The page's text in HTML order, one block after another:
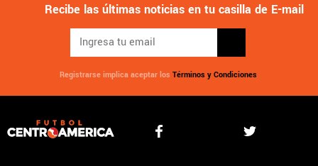
Recibe las últimas noticias en tu casilla de E-mail
Registrarse implica aceptar los Términos y Condiciones